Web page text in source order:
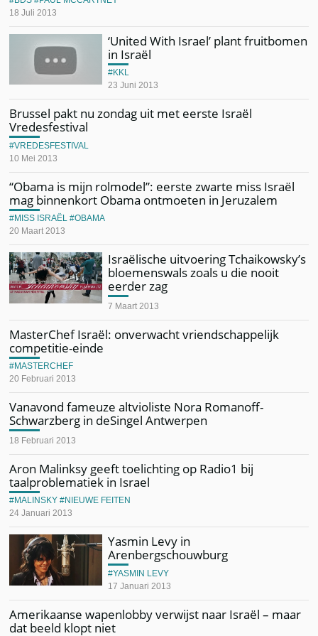
18 Juli 2013
‘United With Israel’ plant fruitbomen
in Israël
23 Juni 2013
KKL
Brussel pakt nu zondag uit met eerste Israël
Vredesfestival
10 Mei 2013
VREDESFESTIVAL
“Obama is mijn rolmodel”: eerste zwarte miss Israël
mag binnenkort Obama ontmoeten in Jeruzalem
20 Maart 2013
MISS ISRAËL OBAMA
Israëlische uitvoering Tchaikowsky’s
bloemenswals zoals u die nooit
eerder zag
7 Maart 2013
MasterChef Israël: onverwacht vriendschappelijk
competitie-einde
20 Februari 2013
MASTERCHEF
Vanavond fameuze altvioliste Nora Romanoff-
Schwarzberg in deSingel Antwerpen
18 Februari 2013
Aron Malinksy geeft toelichting op Radio1 bij
taalproblematiek in Israel
24 Januari 2013
MALINSKY NIEUWE FEITEN
Yasmin Levy in
Arenbergschouwburg
17 Januari 2013
YASMIN LEVY
Amerikaanse wapenlobby verwijst naar Israël – maar
dat beeld klopt niet